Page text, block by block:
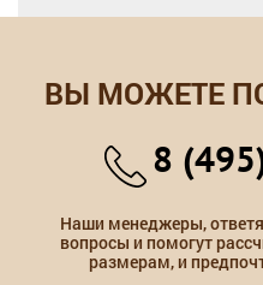
ВЫ МОЖЕТЕ
8
Наши менеджеры,
вопросы и помогут
размерам, и